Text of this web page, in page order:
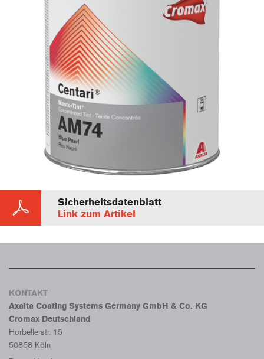
Sicherheitsdatenblatt
Link zum Artikel
KONTAKT
Axalta Coating Systems Germany GmbH & Co. KG
Cromax Deutschland
Horbellerstr. 15
50858 Köln